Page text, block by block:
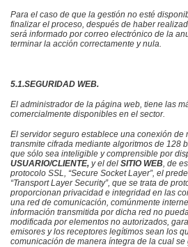
Para el caso de que la gestión no esté
finalizar el proceso, después de haber
será informado por correo electrónico de la
terminar la acción correctamente y nula.
5.1.SEGURIDAD WEB.
El administrador de la página web, tiene las
comercialmente disponibles en el sector.
El servidor seguro establece una conexión de
transmite cifrada mediante algoritmos de 128
que sólo sea inteligible y comprensible por
USUARIO/CLIENTE, y el del SITIO WEB , de
protocolo SSL, “Secure Socket Layer”, el
“Transport Layer Security”, que se trata de
proporcionan privacidad e integridad en las
una red de comunicación, comúnmente
información transmitida por dicha red no
modificada por elementos no autorizados,
emisores y los receptores legítimos sean los
comunicación de manera íntegra de la cual se